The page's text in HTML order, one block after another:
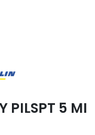
PILSPT 5 MI